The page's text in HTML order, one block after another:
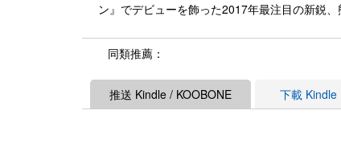
ン』でデビューを飾った2017年最注目の新鋭
同類推薦：
推送 Kindle / KOOBONE 下載